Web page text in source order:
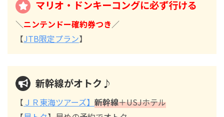
マリオ・ドンキーコングに必ず行ける
＼ニンテンドー確約券つき／
【JTB限定プラン】
新幹線がオトク♪
【 ＪＲ東海ツアーズ】 新幹線＋USJホテル